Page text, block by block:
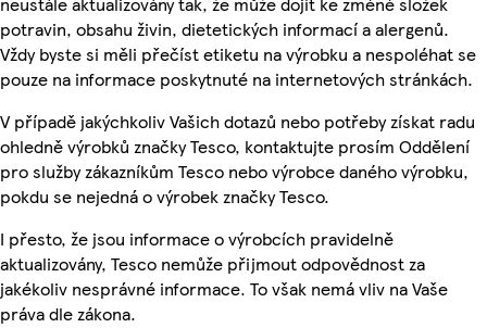
potravin, obsahu živin, dietetických informací a alergenů.
Vždy byste si měli přečíst etiketu na výrobku a nespoléhat se
pouze na informace poskytnuté na internetových stránkách.
V případě jakýchkoliv Vašich dotazů nebo potřeby získat radu
ohledně výrobků značky Tesco, kontaktujte prosím Oddělení
pro služby zákazníkům Tesco nebo výrobce daného výrobku,
pokdu se nejedná o výrobek značky Tesco.
I přesto, že jsou informace o výrobcích pravidelně
aktualizovány, Tesco nemůže přijmout odpovědnost za
jakékoliv nesprávné informace. To však nemá vliv na Vaše
práva dle zákona.